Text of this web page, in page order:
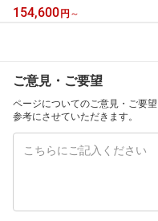
ery Solar Generator 100
0 New 1070Wh 100W ポ
0W コンパクト 急速充電
アウトドア 防災 車中泊
UPS機能 太陽光発電 ジ
ャクリ
154,600 円 ～
ご意見・ご要望
ページについてのご意見・ご要
参考にさせていただきます。